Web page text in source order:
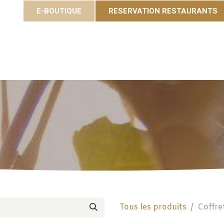
E-BOUTIQUE RESERVATION RESTAURANTS
Tous les produits